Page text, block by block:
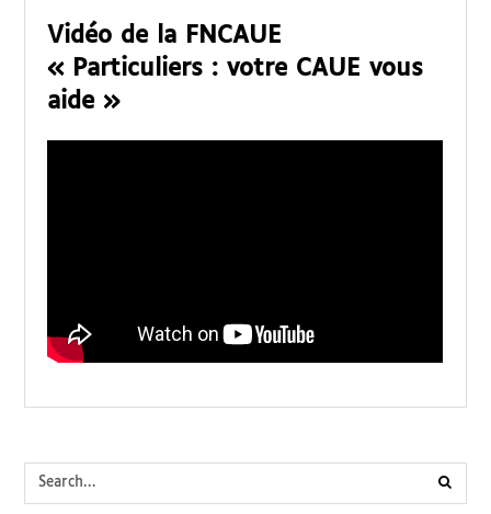
Vidéo de la FNCAUE
« Particuliers : votre CAUE vous
aide »